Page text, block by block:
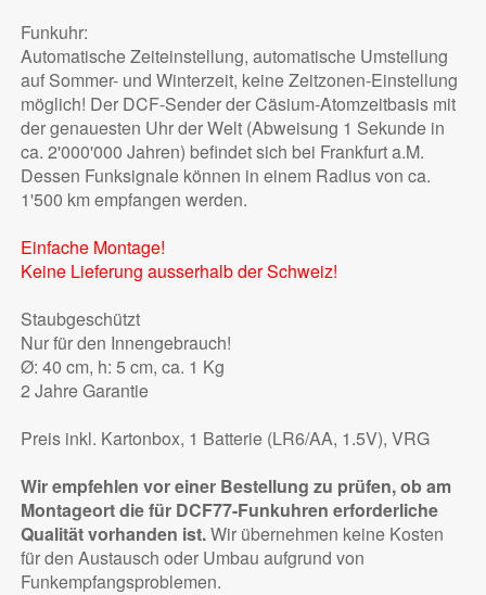
Funkuhr:
Automatische Zeiteinstellung, automatische Umstellung
auf Sommer- und Winterzeit, keine Zeitzonen-Einstellung
möglich! Der DCF-Sender der Cäsium-Atomzeitbasis mit
der genauesten Uhr der Welt (Abweisung 1 Sekunde in
ca. 2'000'000 Jahren) befindet sich bei Frankfurt a.M.
Dessen Funksignale können in einem Radius von ca.
1'500 km empfangen werden.
Einfache Montage!
Keine Lieferung ausserhalb der Schweiz!
Staubgeschützt
Nur für den Innengebrauch!
Ø: 40 cm, h: 5 cm, ca. 1 Kg
2 Jahre Garantie
Preis inkl. Kartonbox, 1 Batterie (LR6/AA, 1.5V), VRG
Wir empfehlen vor einer Bestellung zu prüfen, ob am
Montageort die für DCF77-Funkuhren erforderliche
Qualität vorhanden ist.Wir übernehmen keine Kosten
für den Austausch oder Umbau aufgrund von
Funkempfangsproblemen.